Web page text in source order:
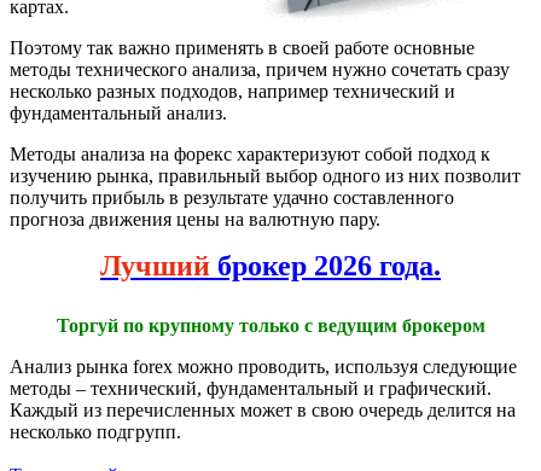
картах.
Поэтому так важно применять в своей работе основные
методы технического анализа, причем нужно сочетать сразу
несколько разных подходов, например технический и
фундаментальный анализ.
Методы анализа на форекс характеризуют собой подход к
изучению рынка, правильный выбор одного из них позволит
получить прибыль в результате удачно составленного
прогноза движения цены на валютную пару.
Лучший брокер 2026 года.
Торгуй по крупному только с ведущим брокером
Анализ рынка forex можно проводить, используя следующие
методы – технический, фундаментальный и графический.
Каждый из перечисленных может в свою очередь делится на
несколько подгрупп.